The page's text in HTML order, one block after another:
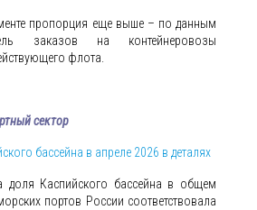
пропорция еще выше – по данным
заказов на контейнеровозы
флота.
сектор
бассейна в апреле 2026 в деталях
доля Каспийского бассейна в общем
портов России соответствовала